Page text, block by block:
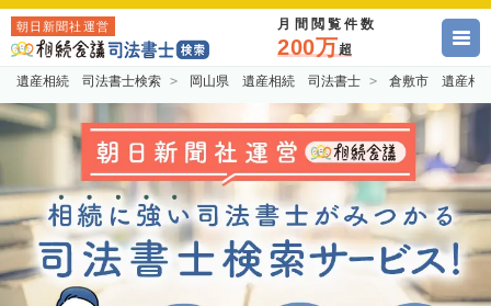
朝日新聞社運営 月間閲覧件数
200万超
遺産相続 司法書士検索 岡山県 遺産相続 司法書士 倉敷市 遺産相